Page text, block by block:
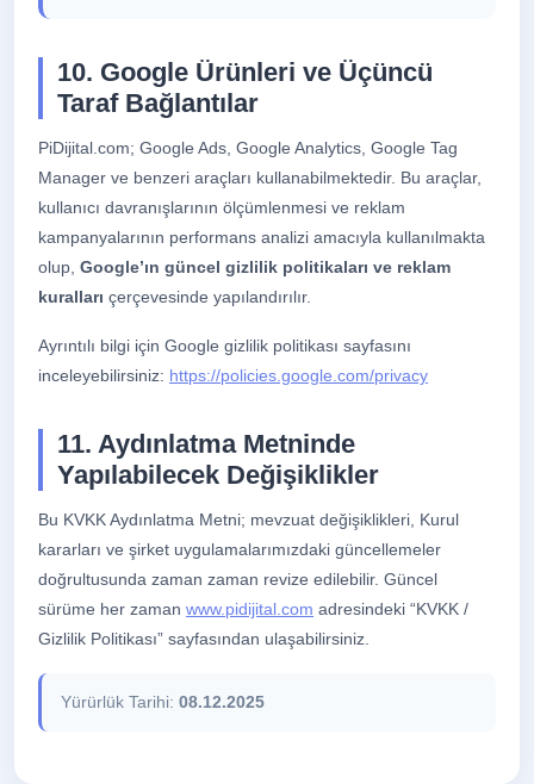
10. Google Ürünleri ve Üçüncü
Taraf Bağlantılar
PiDijital.com; Google Ads, Google Analytics, Google Tag
Manager ve benzeri araçları kullanabilmektedir. Bu araçlar,
kullanıcı davranışlarının ölçümlenmesi ve reklam
kampanyalarının performans analizi amacıyla kullanılmakta
olup, Google’ın güncel gizlilik politikaları ve reklam
kuralları çerçevesinde yapılandırılır.
Ayrıntılı bilgi için Google gizlilik politikası sayfasını
inceleyebilirsiniz: https://policies.google.com/privacy
11. Aydınlatma Metninde
Yapılabilecek Değişiklikler
Bu KVKK Aydınlatma Metni; mevzuat değişiklikleri, Kurul
kararları ve şirket uygulamalarımızdaki güncellemeler
doğrultusunda zaman zaman revize edilebilir. Güncel
sürüme her zaman www.pidijital.com adresindeki “KVKK /
Gizlilik Politikası” sayfasından ulaşabilirsiniz.
Yürürlük Tarihi: 08.12.2025